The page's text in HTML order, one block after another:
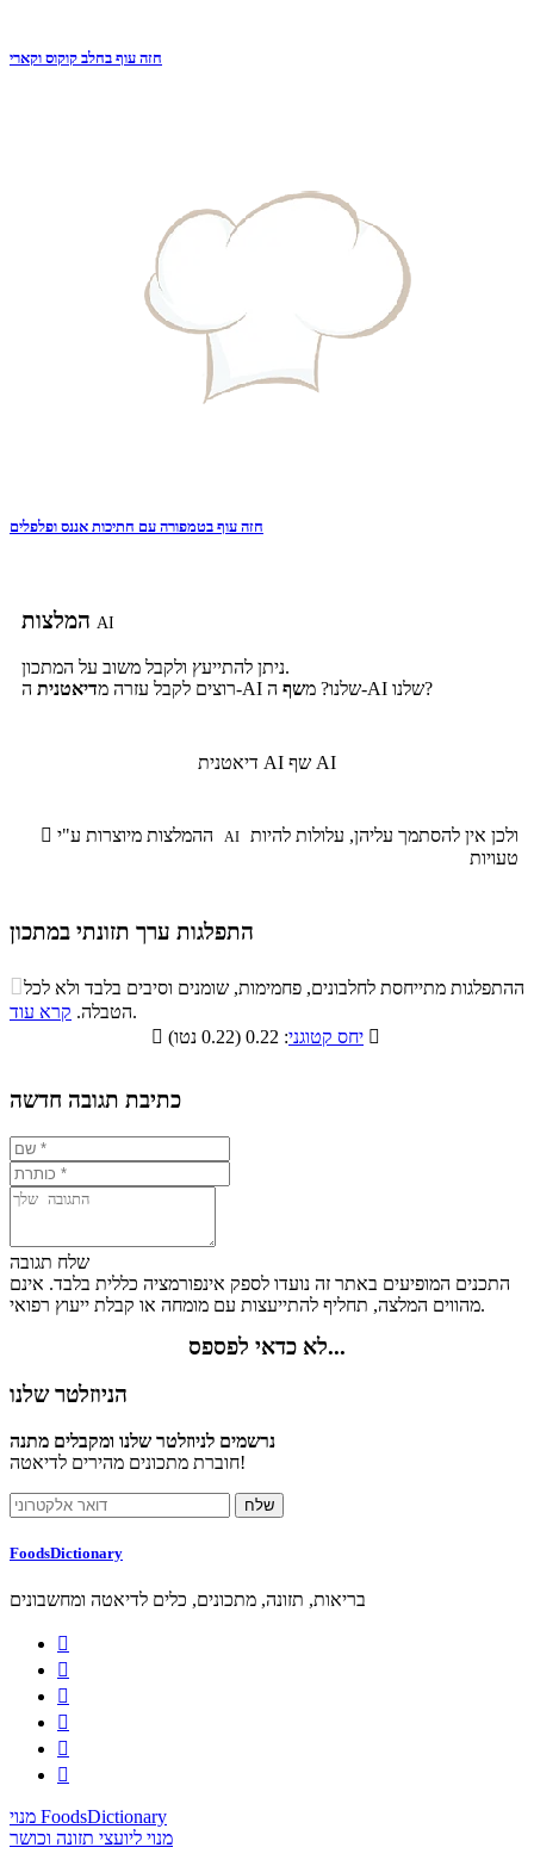
חזה עוף בחלב קוקוס וקארי
חזה עוף בטמפורה עם חתיכות אננס ופלפלים
AI
ניתן להתייעץ ולקבל משוב על המתכון.
רוצים לקבל עזרה מדיאטנית ה-AI שלנו? משף ה-AI שלנו?
דיאטנית AI שף AI
 AI
טעויות
התפלגות ערך תזונתי במתכון
התפלגות ערך תזונתי במתכון
סיבים
תזונתיים
שומנים חלבונים
79.3%
ההתפלגות מתייחסת לחלבונים, פחמימות, שומנים וסיבים בלבד ולא לכל
הטבלה. קרא עוד
.

יחס קטוגני 
כתיבת תגובה חדשה
שלח תגובה
התכנים המופיעים באתר זה נועדו לספק אינפורמציה כללית בלבד. אינם
מהווים המלצה, תחליף להתייעצות עם מומחה או קבלת ייעוץ רפואי.
לא כדאי לפספס...
הניוזלטר שלנו
נרשמים לניוזלטר שלנו ומקבלים מתנה
חוברת מתכונים מהירים לדיאטה!
FoodsDictionary
בריאות, תזונה, מתכונים, כלים לדיאטה ומחשבונים






מנוי FoodsDictionary
מנוי ליועצי תזונה וכושר